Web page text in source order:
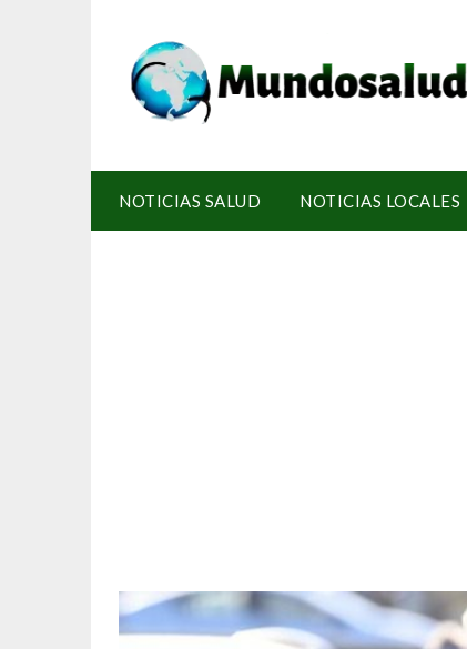
NOTICIAS SALUD NOTICIAS LOCALES